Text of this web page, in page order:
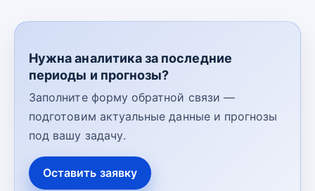
Нужна аналитика за последние
периоды и прогнозы?
Заполните форму обратной связи —
подготовим актуальные данные и прогнозы
под вашу задачу.
Оставить заявку